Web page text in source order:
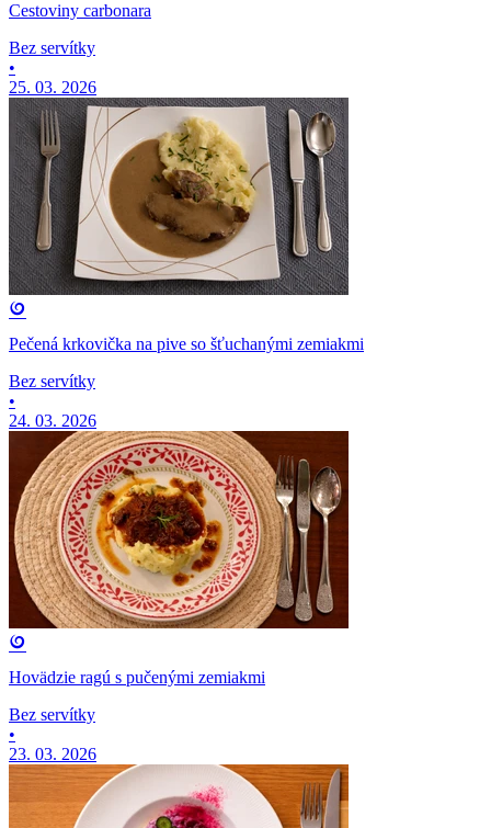
Cestoviny carbonara
Bez servítky
•
25. 03. 2026
Pečená krkovička na pive so šťuchanými zemiakmi
Bez servítky
•
24. 03. 2026
Hovädzie ragú s pučenými zemiakmi
Bez servítky
•
23. 03. 2026